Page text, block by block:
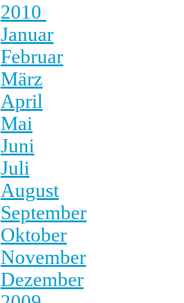
2010
Januar
Februar
März
April
Mai
Juni
Juli
August
September
Oktober
November
Dezember